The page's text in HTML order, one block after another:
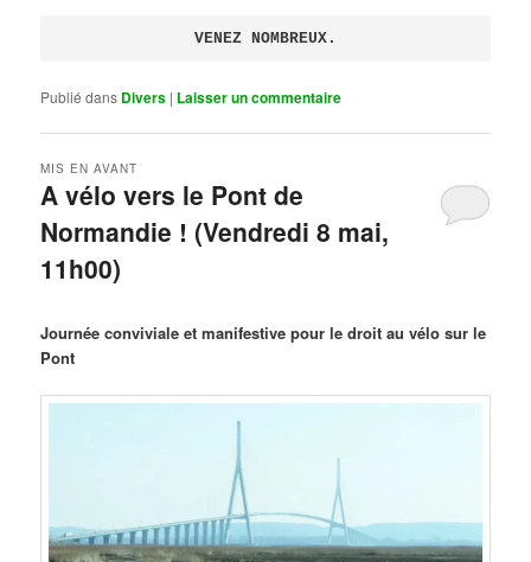
VENEZ NOMBREUX.
Publié dans Divers | Laisser un commentaire
A vélo vers le Pont de
Normandie ! (Vendredi 8 mai,
11h00)
MIS EN AVANT
Journée conviviale et manifestive pour le droit au vélo sur le
Pont